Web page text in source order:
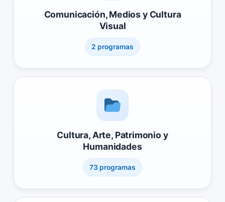
Comunicación, Medios y Cultura
Visual
2 programas
Cultura, Arte, Patrimonio y
Humanidades
73 programas